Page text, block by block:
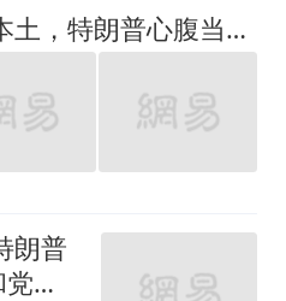
冷战突然打回美国本土，特朗普心腹当众放话，美政坛集体开始见红
朗普
两